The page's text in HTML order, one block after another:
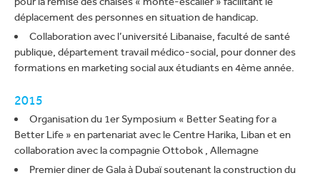
déplacement des personnes en situation de handicap.
Collaboration avec l’université Libanaise, faculté de santé
publique, département travail médico-social, pour donner des
formations en marketing social aux étudiants en 4ème année.
2015
Organisation du 1er Symposium « Better Seating for a
Better Life » en partenariat avec le Centre Harika, Liban et en
collaboration avec la compagnie Ottobok , Allemagne
Premier diner de Gala à Dubaï soutenant la construction du